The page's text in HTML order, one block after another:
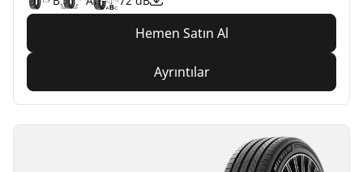
Hemen Satın Al
Ayrıntılar